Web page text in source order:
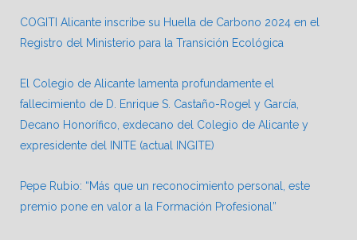
COGITI Alicante inscribe su Huella de Carbono 2024 en el
Registro del Ministerio para la Transición Ecológica
El Colegio de Alicante lamenta profundamente el
fallecimiento de D. Enrique S. Castaño-Rogel y García,
Decano Honorífico, exdecano del Colegio de Alicante y
expresidente del INITE (actual INGITE)
Pepe Rubio: “Más que un reconocimiento personal, este
premio pone en valor a la Formación Profesional”